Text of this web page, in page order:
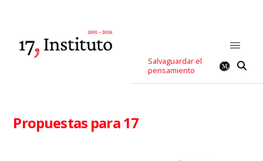
Salvaguardar el
pensamiento
Propuestas para 17